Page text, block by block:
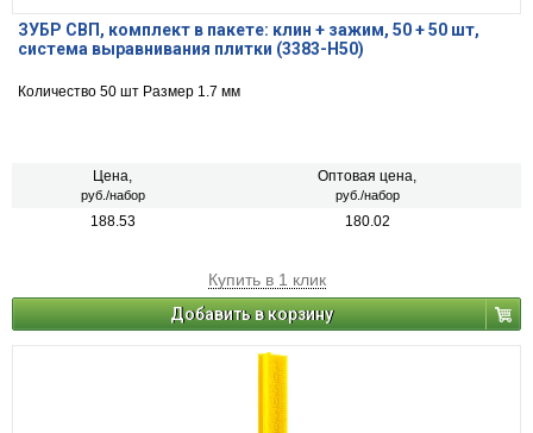
ЗУБР СВП, комплект в пакете: клин + зажим, 50 + 50 шт,
система выравнивания плитки (3383-H50)
Количество 50 шт Размер 1.7 мм
Цена,
руб./набор
Оптовая цена,
руб./набор
188.53 180.02
Купить в 1 клик
Добавить в корзину